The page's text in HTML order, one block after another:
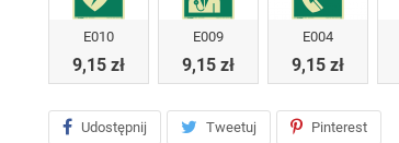
E010
9,15 zł
E009
9,15 zł
E004
9,15 zł
Udostępnij Tweetuj Pinterest